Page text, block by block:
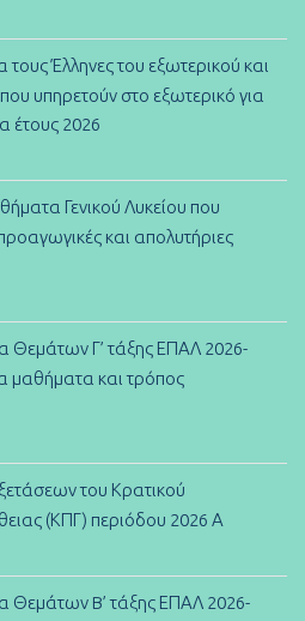
τους Έλληνες του εξωτερικού και
υπηρετούν στο εξωτερικό για
έτους 2026
Γενικού Λυκείου που
και απολυτήριες
Θεμάτων Γ’ τάξης ΕΠΑΛ 2026-
μαθήματα και τρόπος
του Κρατικού
(ΚΠΓ) περιόδου 2026 Α
Θεμάτων B’ τάξης ΕΠΑΛ 2026-